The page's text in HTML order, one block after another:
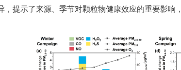
， 提示了来源、季节对颗粒物健康效应的重要影响